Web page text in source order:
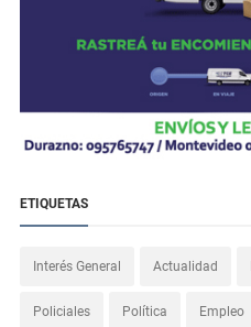
ETIQUETAS
Interés General Actualidad
Policiales Política Empleo